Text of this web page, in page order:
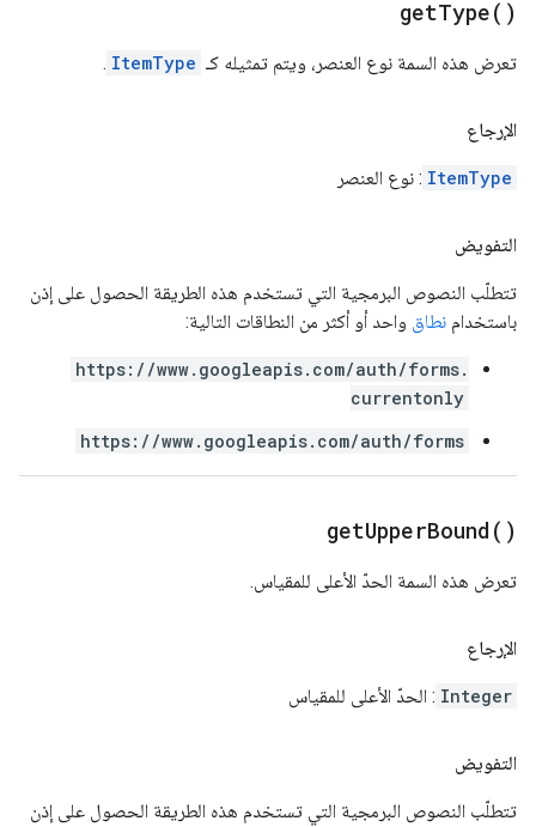
getType( )
تعرض هذه السمة نوع العنصر، ويتم تمثيله كـ ItemType
.
الإرجاع
ItemType : نوع العنصر
التفويض
تتطلّب النصوص البرمجية التي تستخدم هذه الطريقة الحصول على إذن
باستخدام نطاق واحد أو أكثر من النطاقات التالية:
https://www.googleapis.com/auth/forms.
currentonly
https://www.googleapis.com/auth/forms
getUpperBound( )
تعرض هذه السمة الحدّ الأعلى للمقياس.
الإرجاع
Integer : الحدّ الأعلى للمقياس
التفويض
تتطلّب النصوص البرمجية التي تستخدم هذه الطريقة الحصول على إذن